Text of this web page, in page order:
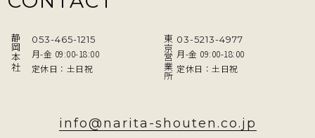
静岡本社 053-465-1215
月-金 09:00-18:00
定休日：土日祝
東京営業所 03-5213-4977
月-金 09:00-18:00
定休日：土日祝
info@narita-shouten.co.jp